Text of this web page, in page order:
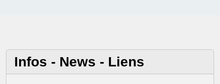
Infos - News - Liens